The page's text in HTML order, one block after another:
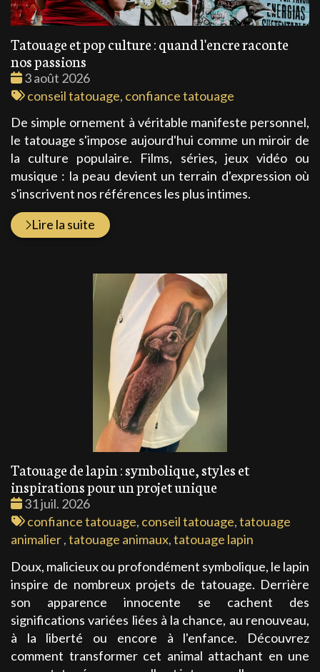
Tatouage et pop culture : quand l'encre raconte
nos passions
Date
:
3 août 2026
Tags
conseil tatouage, confiance tatouage
De simple ornement à véritable manifeste personnel,
le tatouage s'impose aujourd'hui comme un miroir de
la culture populaire. Films, séries, jeux vidéo ou
musique : la peau devient un terrain d'expression où
s'inscrivent nos références les plus intimes.
Lire la suite
Tatouage de lapin : symbolique, styles et
inspirations pour un projet unique
Date
:
31 juil. 2026
Tags
:
confiance tatouage, conseil tatouage,tatouage
animalier,tatouage animaux,tatouage lapin
Doux, malicieux ou profondément symbolique, le lapin
inspire de nombreux projets de tatouage. Derrière
son apparence innocente se cachent des
significations variées liées à la chance, au renouveau,
à la liberté ou encore à l'enfance. Découvrez
comment transformer cet animal attachant en une